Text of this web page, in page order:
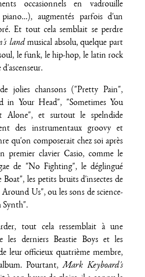
occasionnels en vadrouille
augmentés parfois d'un
Et tout cela semblait se perdre
land musical absolu, quelque part
le funk, le hip-hop, le latin rock
jolies chansons ("Pretty Pain",
in Your Head", "Sometimes You
Alone", et surtout le spelndide
des instrumentaux groovy et
qu'on composerait chez soi après
premier clavier Casio, comme le
de "No Fighting", le déglingué
les petits bruits d'insectes de
Us", ou les sons de science-
Synth".
tout cela ressemblait à une
les derniers Beastie Boys et les
leur officieux quatrième membre,
Pourtant,Mark Keyboard's